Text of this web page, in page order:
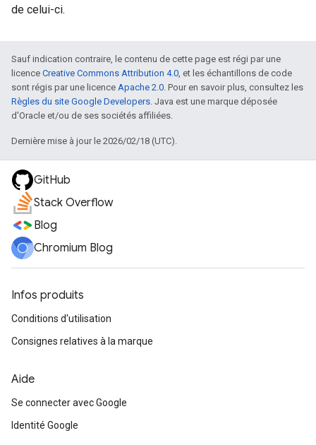
de celui-ci.
Sauf indication contraire, le contenu de cette page est régi par une
licence Creative Commons Attribution 4.0, et les échantillons de code
sont régis par une licence Apache 2.0. Pour en savoir plus, consultez les
Règles du site Google Developers. Java est une marque déposée
d'Oracle et/ou de ses sociétés affiliées.
Dernière mise à jour le 2026/02/18 (UTC).
GitHub
Stack Overflow
Blog
Chromium Blog
Infos produits
Conditions d'utilisation
Consignes relatives à la marque
Aide
Se connecter avec Google
Identité Google